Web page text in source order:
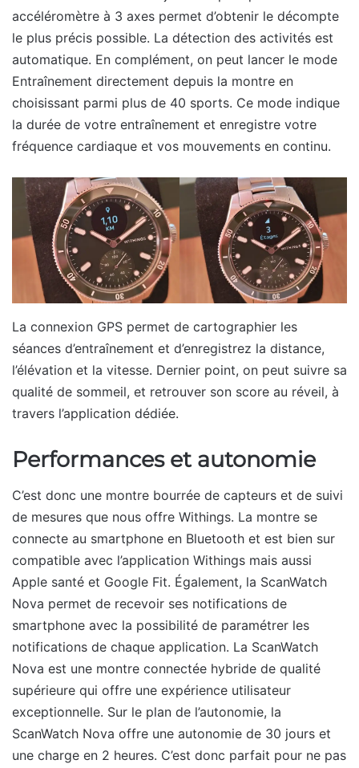
accéléromètre à 3 axes permet d’obtenir le décompte
le plus précis possible. La détection des activités est
automatique. En complément, on peut lancer le mode
Entraînement directement depuis la montre en
choisissant parmi plus de 40 sports. Ce mode indique
la durée de votre entraînement et enregistre votre
fréquence cardiaque et vos mouvements en continu.
La connexion GPS permet de cartographier les
séances d’entraînement et d’enregistrez la distance,
l’élévation et la vitesse. Dernier point, on peut suivre sa
qualité de sommeil, et retrouver son score au réveil, à
travers l’application dédiée.
Performances et autonomie
C’est donc une montre bourrée de capteurs et de suivi
de mesures que nous offre Withings. La montre se
connecte au smartphone en Bluetooth et est bien sur
compatible avec l’application Withings mais aussi
Apple santé et Google Fit. Également, la ScanWatch
Nova permet de recevoir ses notifications de
smartphone avec la possibilité de paramétrer les
notifications de chaque application. La ScanWatch
Nova est une montre connectée hybride de qualité
supérieure qui offre une expérience utilisateur
exceptionnelle. Sur le plan de l’autonomie, la
ScanWatch Nova offre une autonomie de 30 jours et
une charge en 2 heures. C’est donc parfait pour ne pas